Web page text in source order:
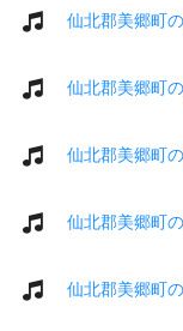
仙北郡美郷町
仙北郡美郷町
仙北郡美郷町
仙北郡美郷町
仙北郡美郷町